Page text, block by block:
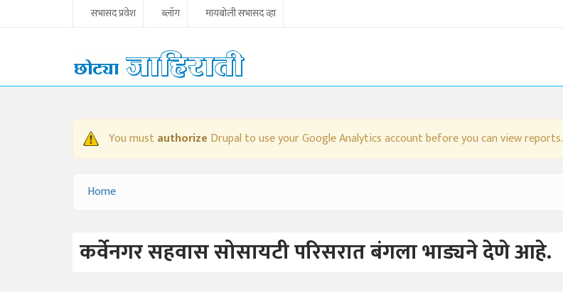
Skip to main contentसभासद प्रवेश ब्लॉग मायबोली सभासद व्हा
WARNING MESSAGE
You mustauthorize Drupal to use your Google Analytics account before you can view reports.
YOU ARE HERE
Home
कर्वेनगर सहवास सोसायटी परिसरात बंगला भाड्यने देणे आहे.